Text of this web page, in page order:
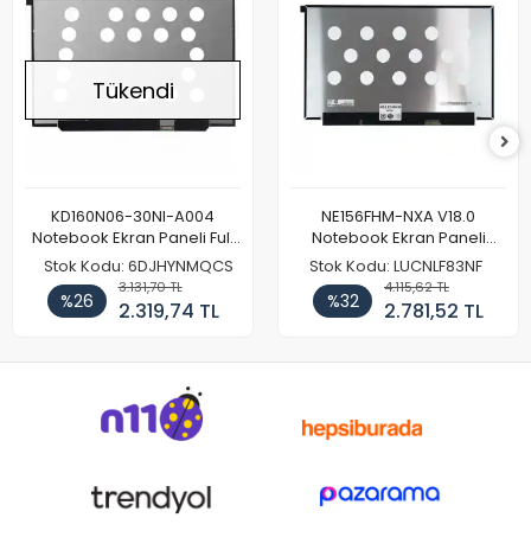
Tükendi
KD160N06-30NI-A004
Notebook Ekran Paneli Full
HD
Stok Kodu: 6DJHYNMQCS
%26
3.131,70 TL
2.319,74 TL
NE156FHM-NXA V18.0
Notebook Ekran Paneli
144Hz
Stok Kodu: LUCNLF83NF
%32
4.115,62 TL
2.781,52 TL